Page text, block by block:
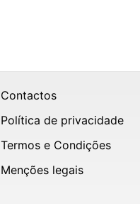
Contactos
Política de privacidade
Termos e Condições
Menções legais